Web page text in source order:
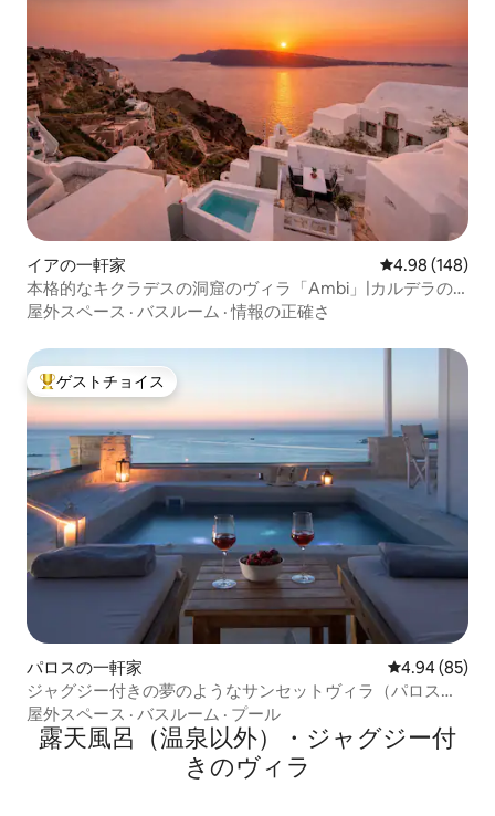
イアの一軒家 レビュー148
4.98 (148)
本格的なキクラデスの洞窟のヴィラ「Ambi」|カルデラの
眺望
屋外スペース · バスルーム ·情報の正確さ
大好評のゲストチョイスです。
ゲストチョイス
パロスの一軒家 レビュー85
4.94 (85)
ジャグジー付きの夢のようなサンセットヴィラ（パロス
島）
屋外スペース · バスルーム · プール
露天風呂（温泉以外）・ジャグジー付
きのヴィラ